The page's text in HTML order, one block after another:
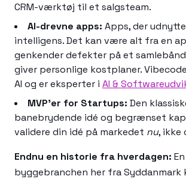
CRM-værktøj til et salgsteam.
AI-drevne apps: Apps, der
intelligens. Det kan være alt fra en
genkender defekter på et
giver personlige kostplaner.
AI og er eksperter i AI &
MVP'er for Startups: Den
banebrydende idé og begrænset
validere din idé på markedet nu, ikke
Endnu en historie fra hverdagen:
byggebranchen her fra Syddanmark